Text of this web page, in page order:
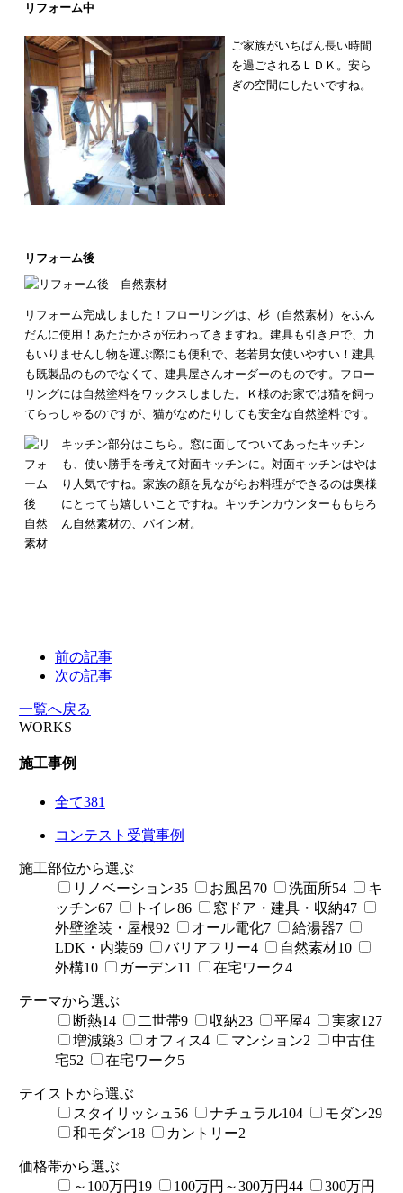
リフォーム中
ご家族がいちばん長い時間
を過ごされるＬＤＫ。 安ら
ぎの空間にしたいですね。
リフォーム後
リフォーム完成しました！ フローリングは、杉（自然素材）をふん
だんに使用！あたたかさが伝わってきますね。 建具も引き戸で、力
もいりませんし物を運ぶ際にも便利で、老若男女使いやすい！建具
も既製品のものでなくて、建具屋さんオーダーのものです。 フロー
リングには自然塗料をワックスしました。Ｋ様のお家では猫を飼っ
てらっしゃるのですが、猫がなめたりしても安全な自然塗料です。
キッチン部分はこちら。窓に面してついてあったキッチン
も、使い勝手を考えて対面キッチンに。対面キッチンはやは
り人気ですね。家族の顔を見ながらお料理ができるのは奥様
にとっても嬉しいことですね。 キッチンカウンターももちろ
ん自然素材の、パイン材。
前の記事
次の記事
一覧へ戻る
WORKS
施工事例
全て381
コンテスト受賞事例
施工部位から選ぶ
リノベーション35 お風呂70 洗面所54
キ
ッチン67 トイレ86 窓ドア・建具・収納47
外壁塗装・屋根92 オール電化7 給湯器7
LDK・内装69 バリアフリー4 自然素材10
外構10 ガーデン11 在宅ワーク4
テーマから選ぶ
断熱14 二世帯9 収納23 平屋4 実家127
増減築3 オフィス4 マンション2
中古住
宅52 在宅ワーク5
テイストから選ぶ
スタイリッシュ 56 ナチュラル104 モダン29
和モダン18 カントリー2
価格帯から選ぶ
～100万円 19 100万円～300万円44 300万円